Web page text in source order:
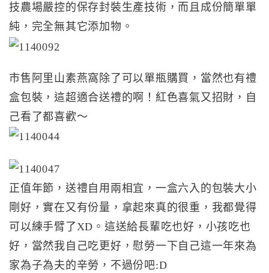
技農場嚴控的保存封裝生產技術，而且成份簡單單
純，完全無其它添加物。
市售阿里山素燕窩除了可以單瓶購買，當然也有禮
盒包裝，這超適合送禮的啊！紅色喜氣又招財，自
己看了都喜歡～
正值年節，送禮自用兩相宜，一盒六入的包裝大小
剛好，實在又有份量，拿起來真的很重，我都覺得
可以練手臂了XD。這送給長輩吃也好，小孩吃也
好，當然我自己吃更好，慰勞一下自己這一年來為
家為子為夫的辛勞，不過份吧:D